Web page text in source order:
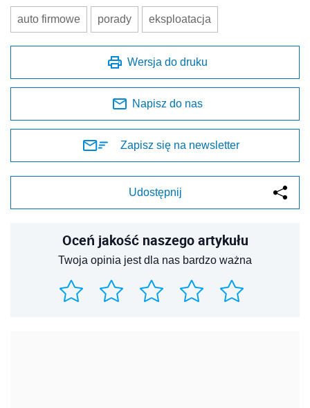
auto firmowe porady eksploatacja
Wersja do druku
Napisz do nas
Zapisz się na newsletter
Udostępnij
Oceń jakość naszego artykułu
Twoja opinia jest dla nas bardzo ważna